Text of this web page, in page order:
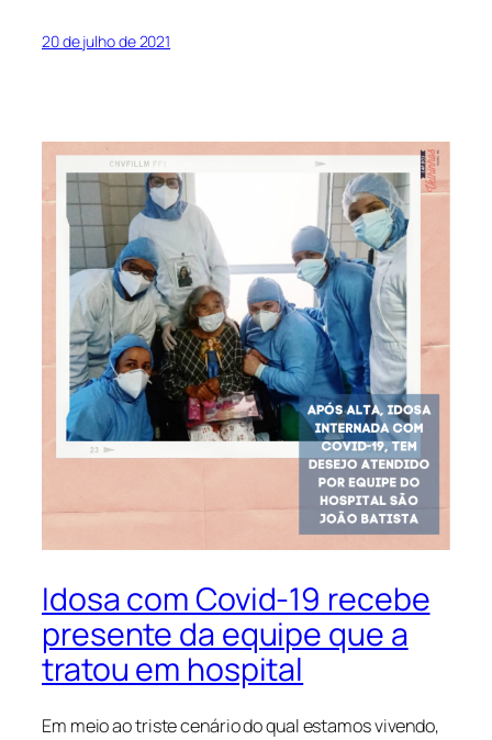
20 de julho de 2021
Idosa com Covid-19 recebe
presente da equipe que a
tratou em hospital
Em meio ao triste cenário do qual estamos vivendo,